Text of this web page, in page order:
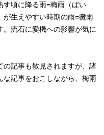
す頃に降る雨=梅雨（ばい
が生えやすい時期の雨=黴雨
。流石に愛機への影響が気に
の記事も散見されますが、諸
な記事をおこしながら、梅雨